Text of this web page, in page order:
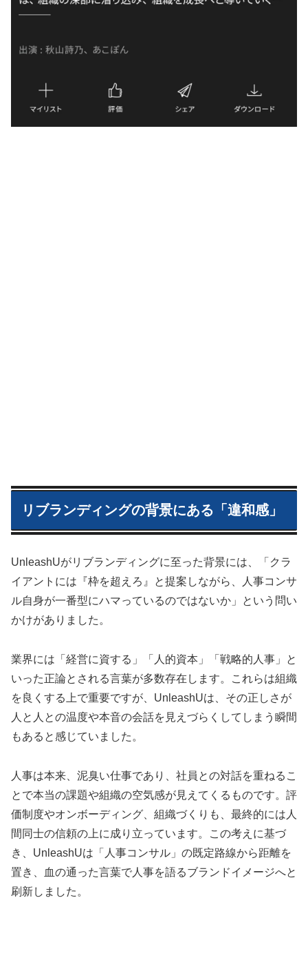
リブランディングの背景にある「違和感」
UnleashUがリブランディングに至った背景には、「クラ
イアントには『枠を超えろ』と提案しながら、人事コンサ
ル自身が一番型にハマっているのではないか」という問い
かけがありました。
業界には「経営に資する」「人的資本」「戦略的人事」と
いった正論とされる言葉が多数存在します。これらは組織
を良くする上で重要ですが、UnleashUは、その正しさが
人と人との温度や本音の会話を見えづらくしてしまう瞬間
もあると感じていました。
人事は本来、泥臭い仕事であり、社員との対話を重ねるこ
とで本当の課題や組織の空気感が見えてくるものです。評
価制度やオンボーディング、組織づくりも、最終的には人
間同士の信頼の上に成り立っています。この考えに基づ
き、UnleashUは「人事コンサル」の既定路線から距離を
置き、血の通った言葉で人事を語るブランドイメージへと
刷新しました。